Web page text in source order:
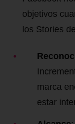
objetivos
los Stories
marca
estar